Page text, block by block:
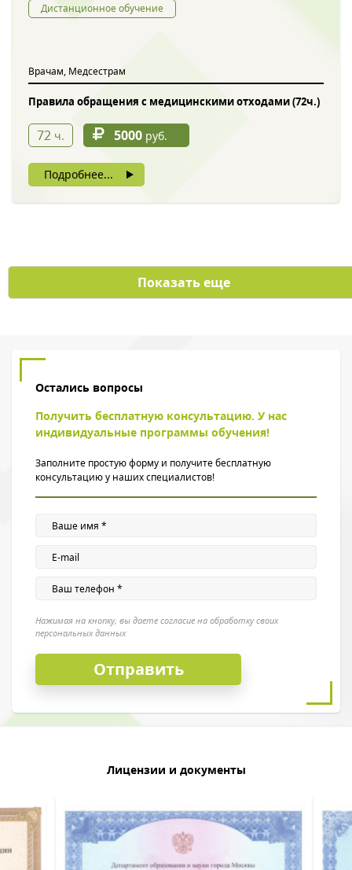
Дистанционное обучение
Врачам, Медсестрам
Правила обращения с медицинскими отходами (72ч.)
72 ч. 5000 руб.
Подробнее...
Показать еще
Остались вопросы
Получить бесплатную консультацию. У нас
индивидуальные программы обучения!
Заполните простую форму и получите бесплатную
консультацию у наших специалистов!
Нажимая на кнопку, вы даете согласие на обработку своих
персональных данных
Лицензии и документы